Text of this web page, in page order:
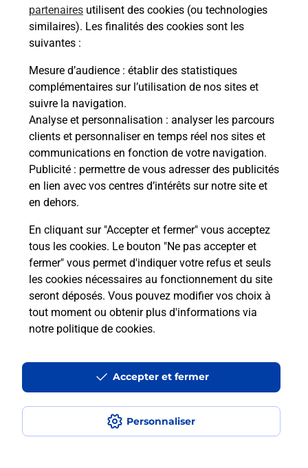
partenaires utilisent des cookies (ou technologies
similaires). Les finalités des cookies sont les
suivantes :
Mesure d’audience : établir des statistiques
complémentaires sur l’utilisation de nos sites et
suivre la navigation.
Analyse et personnalisation : analyser les parcours
clients et personnaliser en temps réel nos sites et
communications en fonction de votre navigation.
Publicité : permettre de vous adresser des publicités
en lien avec vos centres d’intérêts sur notre site et
en dehors.
En cliquant sur "Accepter et fermer" vous acceptez
tous les cookies. Le bouton "Ne pas accepter et
fermer" vous permet d'indiquer votre refus et seuls
les cookies nécessaires au fonctionnement du site
seront déposés. Vous pouvez modifier vos choix à
tout moment ou obtenir plus d'informations via
notre politique de cookies.
Personnaliser
Accepter et fermer
Comment demander une
modification de livraison ?
Comment La Poste participe-t-elle
à votre sécurité au quotidien ?
Puis-je passer mon code de la route
avec La Poste et sous quelles
conditions ?
Localiser Liste Bas-Rhin SOULTZ SOUS FORETS
Accessibilité : partiellement conforme
Conditions contractuelles
Mentions légales